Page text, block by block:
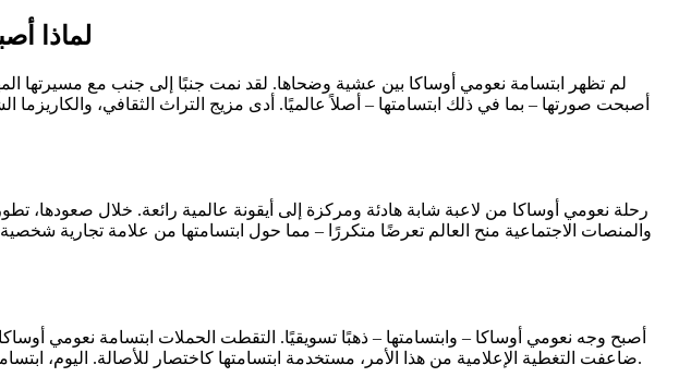
لماذا
لم تظهر ابتسامة نعومي أوساكا بين عشية وضحاها. لقد نمت جنبًا إلى جنب مع مسيرتها
أصبحت صورتها – بما في ذلك ابتسامتها – أصلاً عالميًا. أدى مزيج التراث الثقافي،
رحلة نعومي أوساكا من لاعبة شابة هادئة ومركزة إلى أيقونة عالمية رائعة. خلال صعودها،
والمنصات الاجتماعية منح العالم تعرضًا متكررًا – مما حول ابتسامتها من علامة تجارية
ضاعفت التغطية الإعلامية من هذا الأمر، مستخدمة ابتسامتها كاختصار للأصالة. اليوم، ابتسامة نعومي معروفة مثل ضربتها الخلفية، وهي عنصر محدد في هويتها الشخصية وعلامتها التجارية المهنية العالمية.